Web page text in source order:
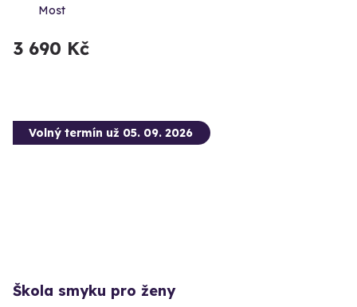
Most
3 690 Kč
Volný termín už 05. 09. 2026
Škola smyku pro ženy